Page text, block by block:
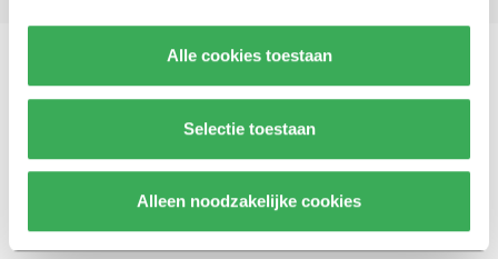
Alle cookies toestaan
Selectie toestaan
Alleen noodzakelijke cookies
© 2026 -Over ons Disclaimer Adverteren Werken bij Contact